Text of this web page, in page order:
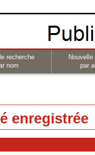
recherche
nom
par
enregistrée